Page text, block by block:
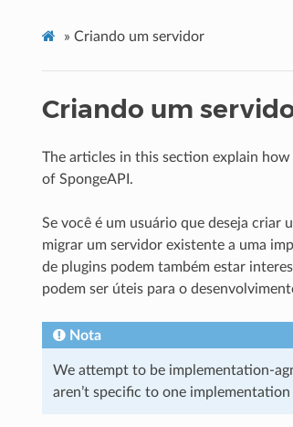
» Criando um servidor
Criando um
The articles in this section explain
of SpongeAPI.
Se você é um usuário que deseja criar
migrar um servidor existente a uma
de plugins podem também estar
podem ser úteis para o
Nota
We attempt to be implementation-
aren’t specific to one